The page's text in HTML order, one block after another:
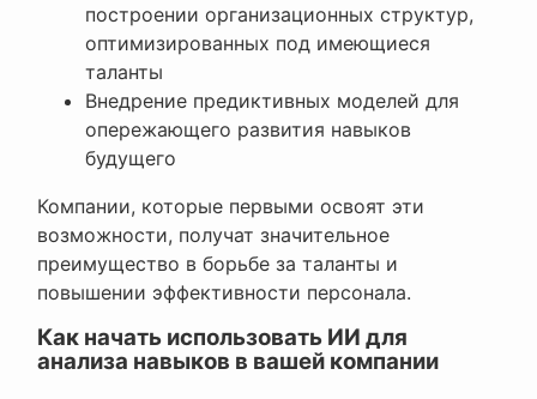
построении организационных структур,
оптимизированных под имеющиеся
таланты
Внедрение предиктивных моделей для
опережающего развития навыков
будущего
Компании, которые первыми освоят эти
возможности, получат значительное
преимущество в борьбе за таланты и
повышении эффективности персонала.
Как начать использовать ИИ для
анализа навыков в вашей компании